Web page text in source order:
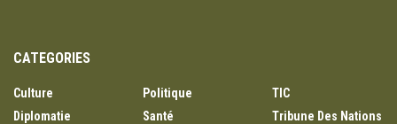
CATEGORIES
Culture
Diplomatie
Politique
Santé
TIC
Tribune Des Nations